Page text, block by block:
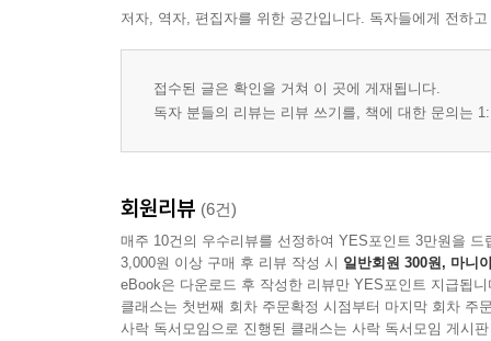
저자, 역자, 편집자를 위한 공간입니다. 독자들에게 전하
접수된 글은 확인을 거쳐 이 곳에 게재됩니다.
독자 분들의 리뷰는 리뷰 쓰기를, 책에 대한 문의는
회원리뷰 (6건)
매주 10건의 우수리뷰를 선정하여 YES포인트 3만원을 드
3,000원 이상 구매 후 리뷰 작성 시 일반회원 300원, 마니
eBook은 다운로드 후 작성한 리뷰만 YES포인트 지급됩니
클래스는 첫번째 회차 주문확정 시점부터 마지막 회차 주
사락 독서모임으로 진행된 클래스는 사락 독서모임 게시